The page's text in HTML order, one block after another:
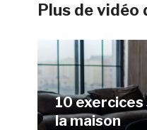
Plus de vidéo
10 exercices
la maison